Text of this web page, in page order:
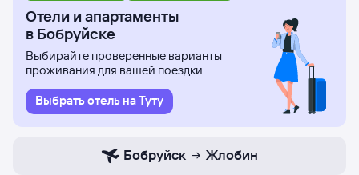
Отели и апартаменты
в Бобруйске
Выбирайте проверенные варианты
проживания для вашей поездки
Выбрать отель на Туту
Бобруйск Жлобин